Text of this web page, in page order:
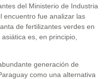
del Ministerio de Industria
encuentro fue analizar las
de fertilizantes verdes en
es, en principio,
generación de
como una alternativa